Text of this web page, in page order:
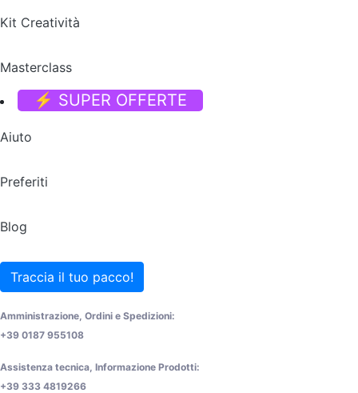
Kit Creatività
Masterclass
⚡ SUPER OFFERTE
Aiuto
Preferiti
Blog
Traccia il tuo pacco!
Amministrazione, Ordini e Spedizioni:
+39 0187 955108
Assistenza tecnica, Informazione Prodotti:
+39 333 4819266